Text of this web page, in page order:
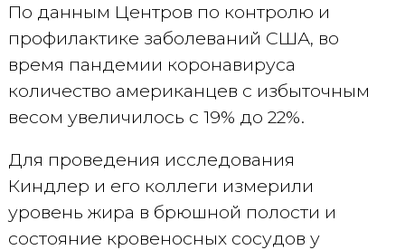
По данным Центров по контролю и
профилактике заболеваний США, во
время пандемии коронавируса
количество американцев с избыточным
весом увеличилось с 19% до 22%.
Для проведения исследования
Киндлер и его коллеги измерили
уровень жира в брюшной полости и
состояние кровеносных сосудов у